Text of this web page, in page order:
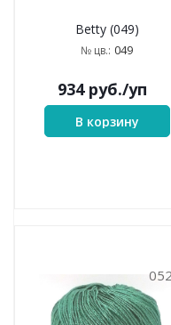
Betty (049)
№ цв.: 049
934руб./уп
В корзину
052